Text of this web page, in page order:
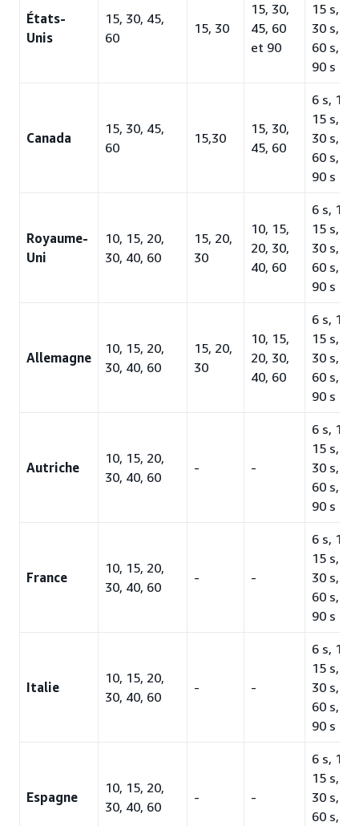
États-
Unis
15, 30, 45,
60
15, 30
15, 30,
45, 60
et 90
15 s,
30 s,
60 s,
90 s
Canada
15, 30, 45,
60
15,30
15, 30,
45, 60
6 s, 10
15 s,
30 s,
60 s,
90 s
Royaume-
Uni
10, 15, 20,
30, 40, 60
15, 20,
30
10, 15,
20, 30,
40, 60
6 s, 10
15 s,
30 s,
60 s,
90 s
Allemagne
10, 15, 20,
30, 40, 60
15, 20,
30
10, 15,
20, 30,
40, 60
6 s, 10
15 s,
30 s,
60 s,
90 s
Autriche
10, 15, 20,
30, 40, 60
- -
6 s, 10
15 s,
30 s,
60 s,
90 s
France
10, 15, 20,
30, 40, 60
- -
6 s, 10
15 s,
30 s,
60 s,
90 s
Italie
10, 15, 20,
30, 40, 60
- -
6 s, 10
15 s,
30 s,
60 s,
90 s
Espagne
10, 15, 20,
30, 40, 60
- -
6 s, 10
15 s,
30 s,
60 s,